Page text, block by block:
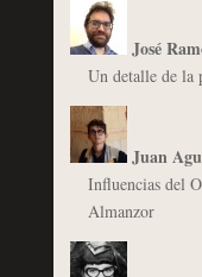
José
Un detalle de la
Juan
Influencias del
Almanzor